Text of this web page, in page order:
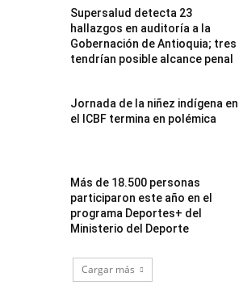
Supersalud detecta 23
hallazgos en auditoría a la
Gobernación de Antioquia; tres
tendrían posible alcance penal
Jornada de la niñez indígena en
el ICBF termina en polémica
Más de 18.500 personas
participaron este año en el
programa Deportes+ del
Ministerio del Deporte
Cargar más